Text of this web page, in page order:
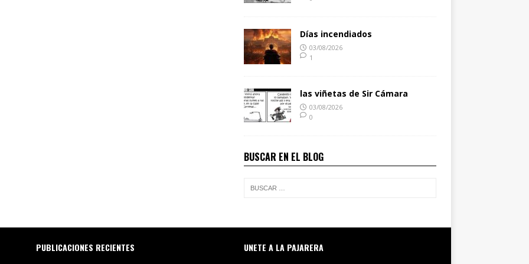
Días incendiados
03/08/2026
1
las viñetas de Sir Cámara
03/08/2026
0
BUSCAR EN EL BLOG
PUBLICACIONES RECIENTES UNETE A LA PAJARERA